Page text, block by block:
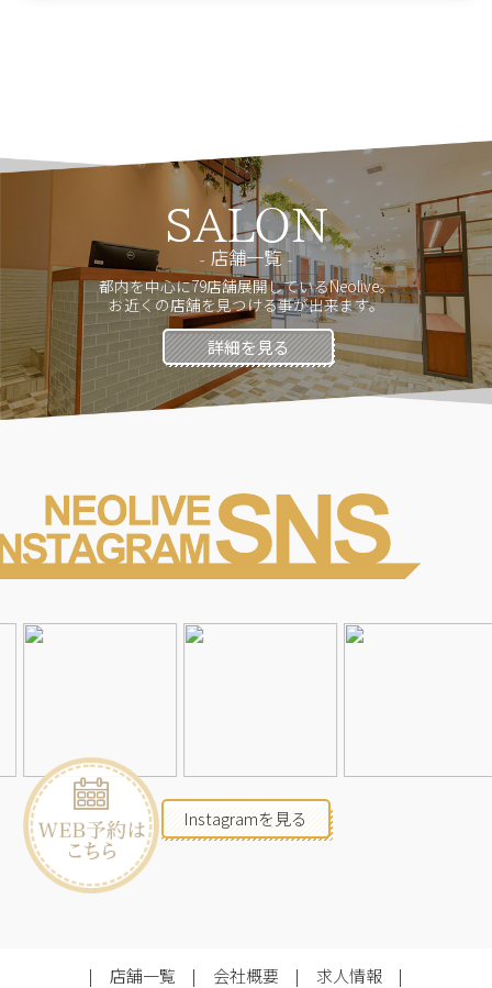
SALON
店舗一覧
都内を中心に79店舗展開しているNeolive。
お近くの店舗を見つける事が出来ます。
詳細を見る
Instagramを見る
店舗一覧 会社概要 求人情報